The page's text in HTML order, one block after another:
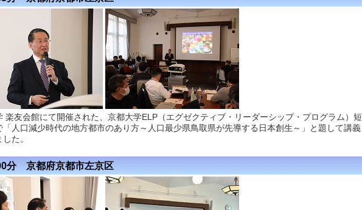
楽友会館にて開催された、京都大学ELP（エグゼクティブ・リーダーシップ・プログラム）短
「人口減少時代の地方都市のあり方～人口最少県鳥取県が先導する日本創生～」と題して講義
た。
分 京都府京都市左京区